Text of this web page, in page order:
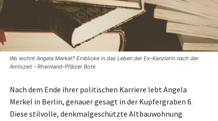
Wo wohnt Angela Merkel? Einblicke in das Leben der Ex-Kanzlerin nach der
Amtszeit - Rheinland-Pfälzer Bote
Nach dem Ende ihrer politischen Karriere lebt Angela
Merkel in Berlin, genauer gesagt in der Kupfergraben 6.
Diese stilvolle, denkmalgeschützte Altbauwohnung